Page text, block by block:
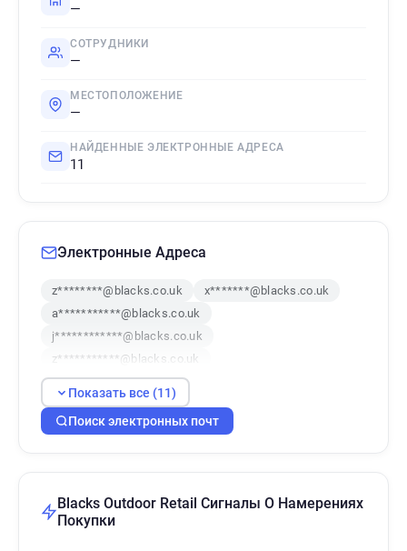
—
СОТРУДНИКИ
—
МЕСТОПОЛОЖЕНИЕ
—
НАЙДЕННЫЕ ЭЛЕКТРОННЫЕ АДРЕСА
11
Электронные Адреса
z********@blacks.co.uk
x*******@blacks.co.uk
a***********@blacks.co.uk
j************@blacks.co.uk
z***********@blacks.co.uk
d***********@blacks.co.uk
h*********@blacks.co.uk
a*********@blacks.co.uk
k*********@blacks.co.uk
x**********@blacks.co.uk
Показать все (11)
Поиск электронных почт
Blacks Outdoor Retail Сигналы О Намерениях
Покупки